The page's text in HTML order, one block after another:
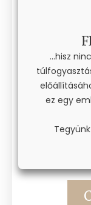
...hisz
ez egy